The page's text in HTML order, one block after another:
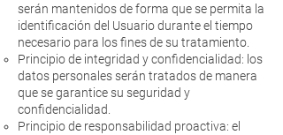
serán mantenidos de forma que se permita la
identificación del Usuario durante el tiempo
necesario para los fines de su tratamiento.
Principio de integridad y confidencialidad: los
datos personales serán tratados de manera
que se garantice su seguridad y
confidencialidad.
Principio de responsabilidad proactiva: el